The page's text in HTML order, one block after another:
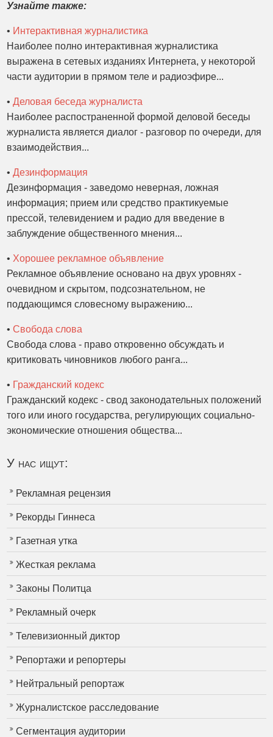
Узнайте также:
• Интерактивная журналистика
Наиболее полно интерактивная журналистика
выражена в сетевых изданиях Интернета, у некоторой
части аудитории в прямом теле и радиоэфире...
•Деловая беседа журналиста
Наиболее распостраненной формой деловой беседы
журналиста является диалог - разговор по очереди, для
взаимодействия...
•Дезинформация
Дезинформация - заведомо неверная, ложная
информация; прием или средство практикуемые
прессой, телевидением и радио для введение в
заблуждение общественного мнения...
• Хорошее рекламное объявление
Рекламное объявление основано на двух уровнях -
очевидном и скрытом, подсознательном, не
поддающимся словесному выражению...
•Свобода слова
Свобода слова - право откровенно обсуждать и
критиковать чиновников любого ранга...
• Гражданский кодекс
Гражданский кодекс - свод законодательных положений
того или иного государства, регулирующих социально-
экономические отношения общества...
У нас ищут:
Рекламная рецензия
Рекорды Гиннеса
Газетная утка
Жесткая реклама
Законы Политца
Рекламный очерк
Телевизионный диктор
Репортажи и репортеры
Нейтральный репортаж
Журналистское расследование
Сегментация аудитории